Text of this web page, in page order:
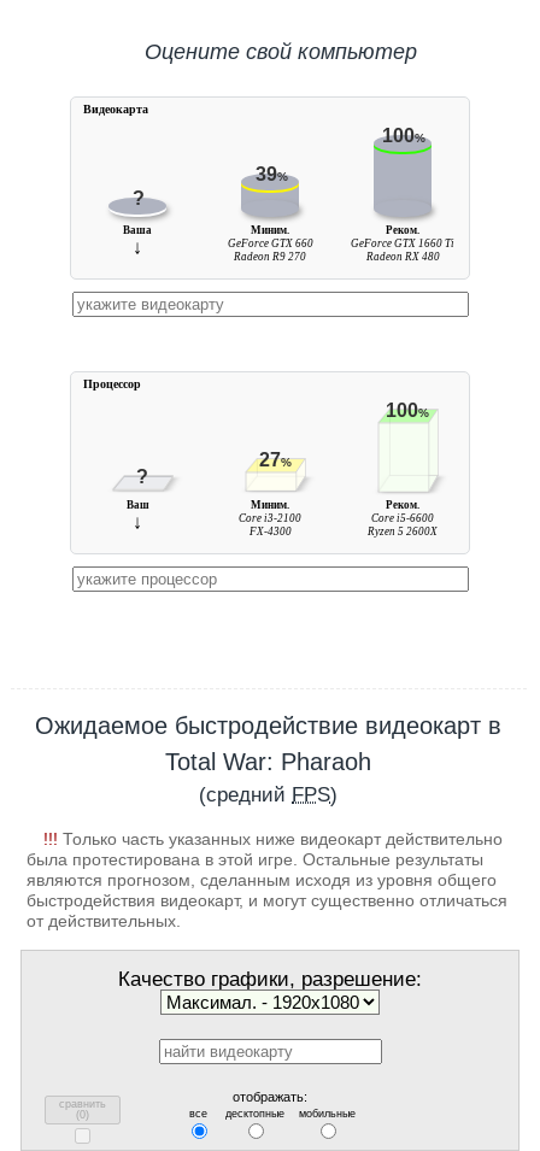
Оцените свой компьютер
?
39%
100%
Ваша
↓
Миним.
GeForce GTX 660
Radeon R9 270
Реком.
GeForce GTX 1660 Ti
Radeon RX 480
Видеокарта
?
27%
100%
Ваш
↓
Миним.
Core i3-2100
FX-4300
Реком.
Core i5-6600
Ryzen 5 2600X
Процессор
Ожидаемое быстродействие видеокарт в
Total War: Pharaoh
(средний FPS)
!!! Только часть указанных ниже видеокарт действительно
была протестирована в этой игре. Остальные результаты
являются прогнозом, сделанным исходя из уровня общего
быстродействия видеокарт, и могут существенно отличаться
от действительных.
Качество графики, разрешение:
сравнить
(0)
отображать:
все десктопные мобильные